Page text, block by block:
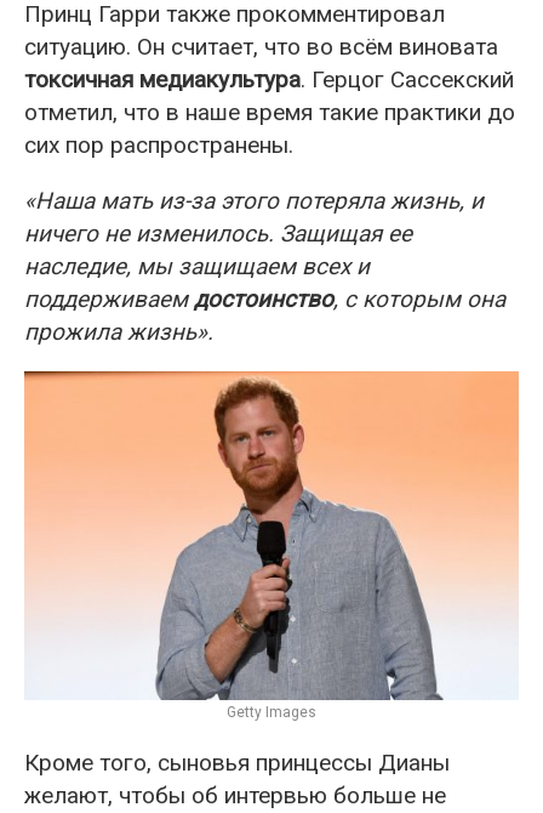
Принц Гарри также прокомментировал
ситуацию. Он считает, что во всём виновата
токсичная медиакультура. Герцог Сассекский
отметил, что в наше время такие практики до
сих пор распространены.
«Наша мать из-за этого потеряла жизнь, и
ничего не изменилось. Защищая ее
наследие, мы защищаем всех и
поддерживаемдостоинство, с которым она
прожила жизнь».
Getty Images
Кроме того, сыновья принцессы Дианы
желают, чтобы об интервью больше не